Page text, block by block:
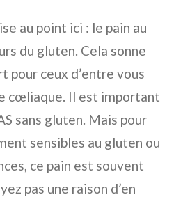
au point ici : le pain au
du gluten. Cela sonne
pour ceux d’entre vous
cœliaque. Il est important
sans gluten. Mais pour
sensibles au gluten ou
ce pain est souvent
pas une raison d’en